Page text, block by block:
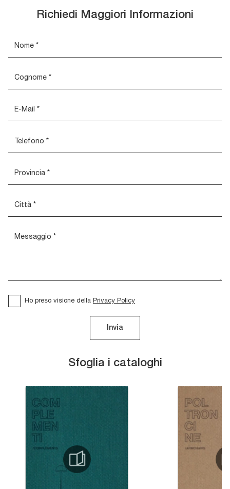
Sfoglia i cataloghi
Richiedi Maggiori Informazioni
Ho preso visione della Privacy Policy
Invia